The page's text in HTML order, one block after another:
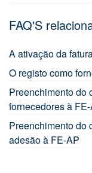
FAQ'S
A ativação da
O registo como
Preenchimento do
fornecedores à
Preenchimento do
adesão à FE-AP